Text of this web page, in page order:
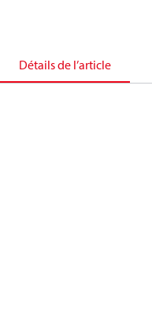
Détails de l’article